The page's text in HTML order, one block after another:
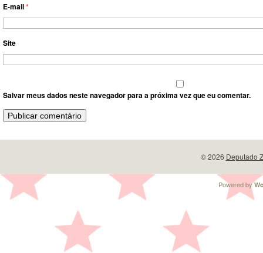
E-mail*
Site
Salvar meus dados neste navegador para a próxima vez que eu comentar.
© 2026 Deputado
Powered by